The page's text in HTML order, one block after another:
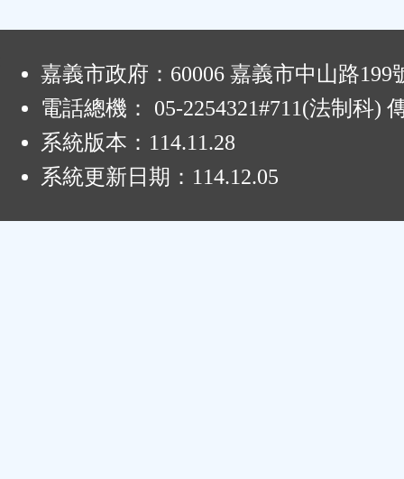
嘉義市政府：60006 嘉義市中山路199
電話總機： 05-2254321#711(法制科)
系統版本： 114.11.28
系統更新日期： 114.12.05